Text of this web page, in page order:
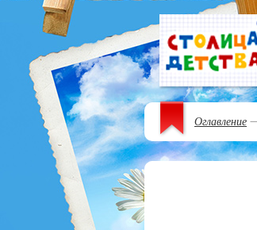
Оглавление